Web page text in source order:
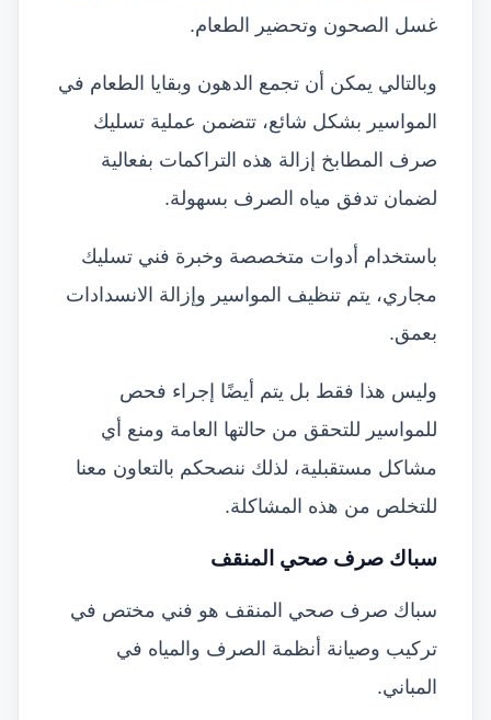
غسل الصحون وتحضير الطعام.
وبالتالي يمكن أن تجمع الدهون وبقايا الطعام في
المواسير بشكل شائع، تتضمن عملية تسليك
صرف المطابخ إزالة هذه التراكمات بفعالية
لضمان تدفق مياه الصرف بسهولة.
باستخدام أدوات متخصصة وخبرة فني تسليك
مجاري، يتم تنظيف المواسير وإزالة الانسدادات
بعمق.
وليس هذا فقط بل يتم أيضًا إجراء فحص
للمواسير للتحقق من حالتها العامة ومنع أي
مشاكل مستقبلية، لذلك ننصحكم بالتعاون معنا
للتخلص من هذه المشاكلة.
سباك صرف صحي المنقف
سباك صرف صحي المنقف هو فني مختص في
تركيب وصيانة أنظمة الصرف والمياه في
المباني.